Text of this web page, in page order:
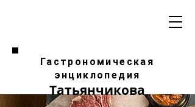
Гастрономическая
энциклопедия
Татьянчикова